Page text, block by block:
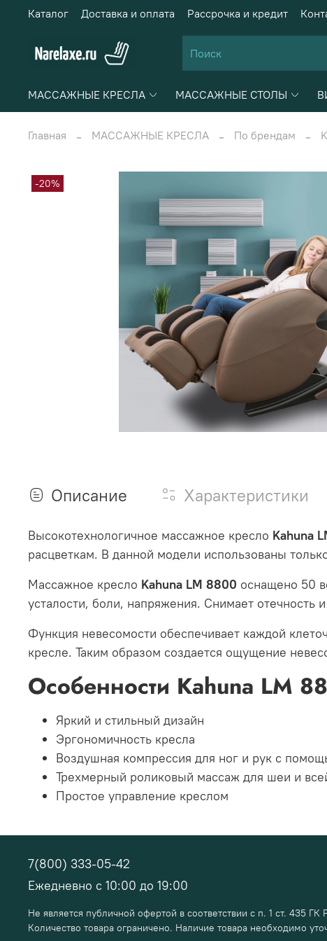
Каталог Доставка и оплата Рассрочка и кредит
МАССАЖНЫЕ КРЕСЛА МАССАЖНЫЕ СТОЛЫ
Главная МАССАЖНЫЕ КРЕСЛА По брендам
-20%
Описание Характеристики
Высокотехнологичное массажное кресло Kahuna
расцветкам. В данной модели использованы
Массажное кресло Kahuna LM 8800 оснащено 50
усталости, боли, напряжения. Снимает отечность
Функция невесомости обеспечивает каждой
кресле. Таким образом создается ощущение
Особенности Kahuna LM
Яркий и стильный дизайн
Эргономичность кресла
Воздушная компрессия для ног и рук с
Трехмерный роликовый массаж для шеи и
Простое управление креслом
7(800) 333-05-42
Ежедневно с 10:00 до 19:00
Не является публичной офертой в соответствии с п. 1 ст. 435 ГК
Количество товара ограничено. Наличие товара необходимо